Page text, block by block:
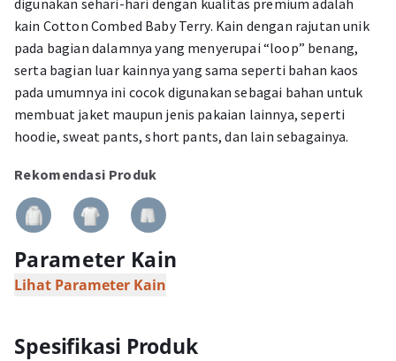
digunakan sehari-hari dengan kualitas premium adalah
kain Cotton Combed Baby Terry. Kain dengan rajutan unik
pada bagian dalamnya yang menyerupai “loop” benang,
serta bagian luar kainnya yang sama seperti bahan kaos
pada umumnya ini cocok digunakan sebagai bahan untuk
membuat jaket maupun jenis pakaian lainnya, seperti
hoodie, sweat pants, short pants, dan lain sebagainya.
Rekomendasi Produk
Parameter Kain
Lihat Parameter Kain
Spesifikasi Produk